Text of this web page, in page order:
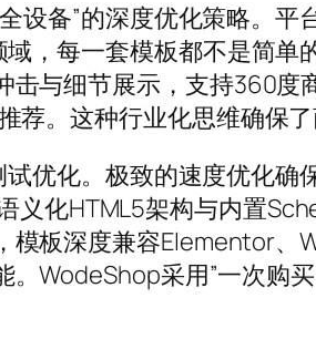
设备”的深度优化策略。
，每一套模板都不是简
与细节展示，支持360
。这种行业化思维确保
优化。极致的速度优化
化HTML5架构与内置
板深度兼容Elementor、
WodeShop采用”一次购